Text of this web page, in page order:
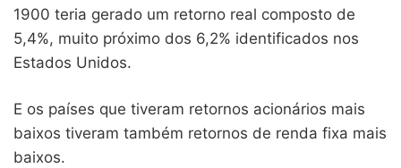
1900 teria gerado um retorno real composto de
5,4%, muito próximo dos 6,2% identificados nos
Estados Unidos.
E os países que tiveram retornos acionários mais
baixos tiveram também retornos de renda fixa mais
baixos.